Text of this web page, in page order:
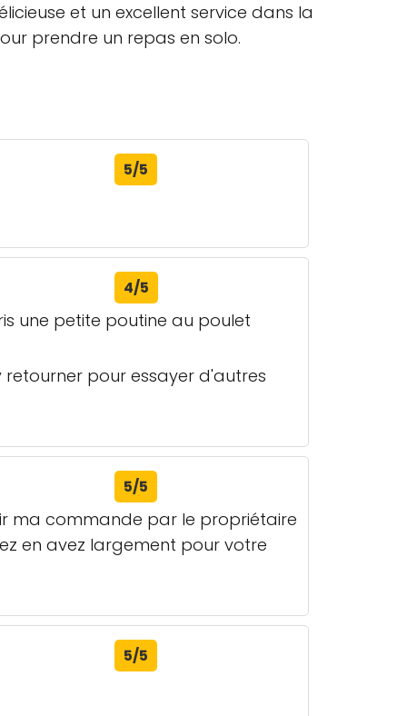
et un excellent service dans la
prendre un repas en solo.
5/5
4/5
une petite poutine au poulet
retourner pour essayer d'autres
5/5
ma commande par le propriétaire
en avez largement pour votre
5/5